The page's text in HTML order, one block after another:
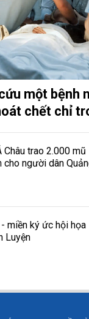
một bệnh
chết chỉ
trao 2.000 mũ
người dân
miền ký ức hội họa
Luyện